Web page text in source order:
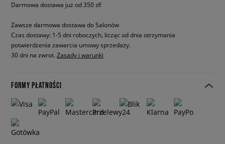
Darmowa dostawa już od 350 zł!
Zawsze darmowa dostawa do Salonów
Czas dostawy: 1-5 dni roboczych, licząc od dnia otrzymania
potwierdzenia zawarcia umowy sprzedaży.
30 dni na zwrot. Zasady i warunki
FORMY PŁATNOŚCI